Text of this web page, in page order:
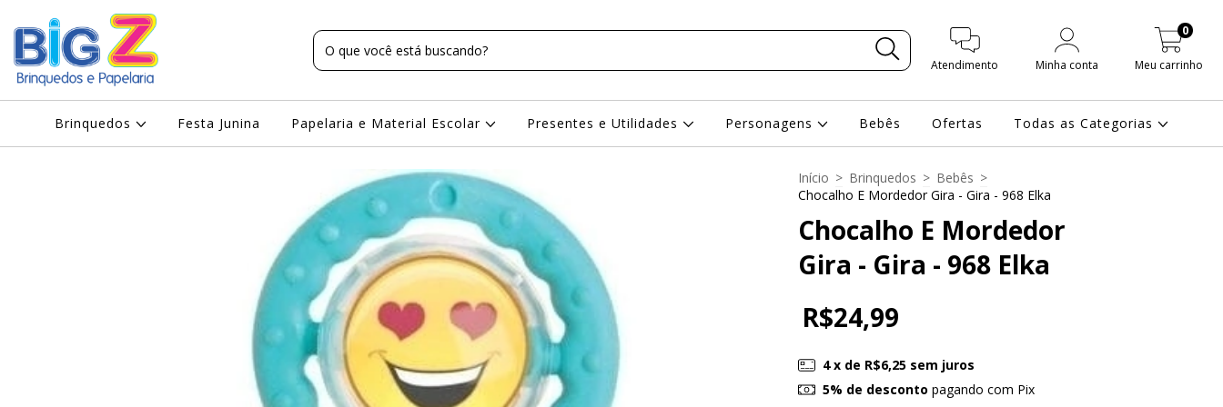
Atendimento Minha conta Meu carrinho
0
Brinquedos Festa Junina Papelaria e Material Escolar Presentes e Utilidades Personagens Bebês Ofertas Todas as Categorias
Início > Brinquedos > Bebês >
Chocalho E Mordedor Gira - Gira - 968 Elka
Chocalho E Mordedor
Gira - Gira - 968 Elka
R$24,99
4 x de R$6,25 sem juros
5% de desconto pagando com Pix